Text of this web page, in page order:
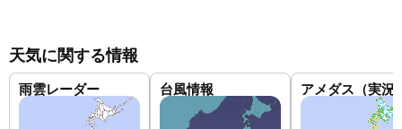
天気に関する情報
雨雲レーダー 台風情報 アメダス（実況